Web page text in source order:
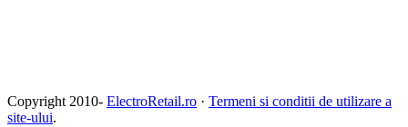
Copyright 2010- ElectroRetail.ro · Termeni si conditii de utilizare a
site-ului.